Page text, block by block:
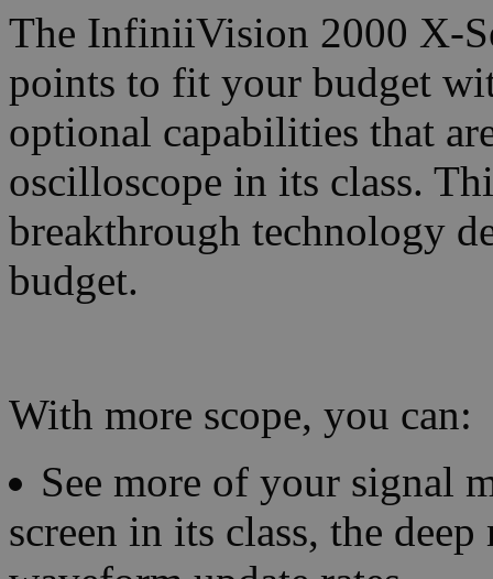
The InfiniiVision 2000 X-
points to fit your budget
optional capabilities that
oscilloscope in its class.
breakthrough technology
budget.
With more scope, you can:
See more of your signal
screen in its class, the